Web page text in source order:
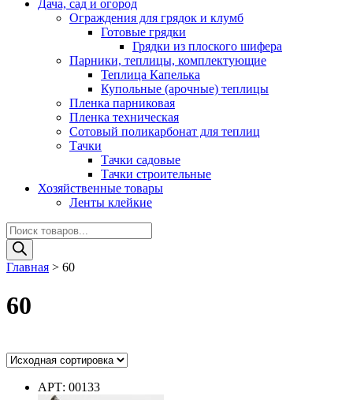
Дача, сад и огород
Ограждения для грядок и клумб
Готовые грядки
Грядки из плоского шифера
Парники, теплицы, комплектующие
Теплица Капелька
Купольные (арочные) теплицы
Пленка парниковая
Пленка техническая
Сотовый поликарбонат для теплиц
Тачки
Тачки садовые
Тачки строительные
Хозяйственные товары
Ленты клейкие
Поиск
товаров
Главная > 60
60
Ценовой фильтр
Цвет АРТ: 00133